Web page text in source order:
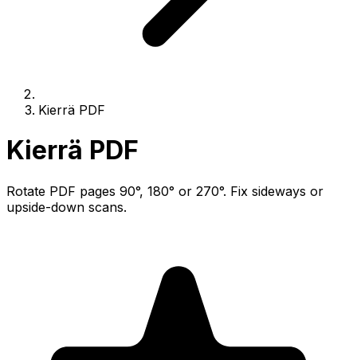
Kierrä PDF
Kierrä PDF
Rotate PDF pages 90°, 180° or 270°. Fix sideways or
upside-down scans.